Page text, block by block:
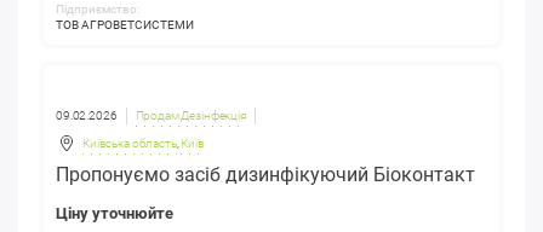
Підприємство:
ТОВ АГРОВЕТСИСТЕМИ
09.02.2026 Продам Дезінфекція
Київська область, Київ
Пропонуємо засіб дизинфікуючий Біоконтакт
Ціну уточнюйте